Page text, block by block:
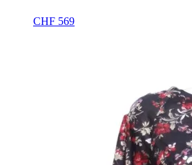
CHF 569